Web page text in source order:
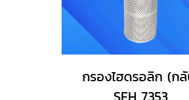
กรองไฮดรอลิก (ก